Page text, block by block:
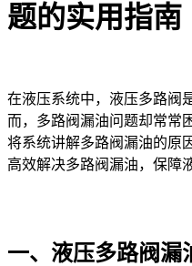
题的实用指南
在液压系统中，液压多路阀
而，多路阀漏油问题却常常
将系统讲解多路阀漏油的原
高效解决多路阀漏油，保障
一、液压多路阀漏